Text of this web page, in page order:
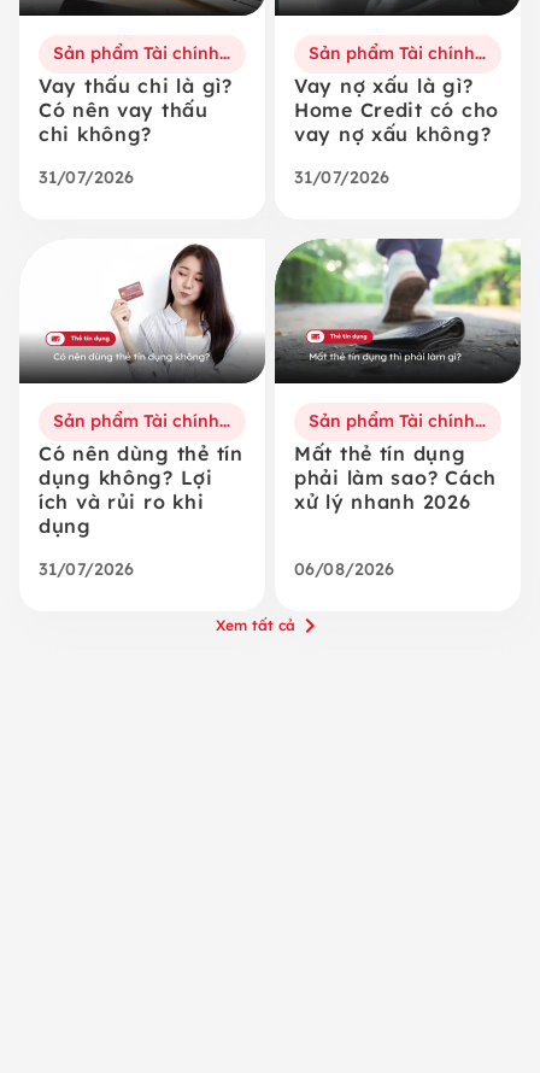
Sản phẩm Tài chính số
Vay thấu chi là gì?
Có nên vay thấu
chi không?
31/07/2026
Sản phẩm Tài chính số
Vay nợ xấu là gì?
Home Credit có cho
vay nợ xấu không?
31/07/2026
Sản phẩm Tài chính số
Có nên dùng thẻ tín
dụng không? Lợi
ích và rủi ro khi
dụng
31/07/2026
Sản phẩm Tài chính số
Mất thẻ tín dụng
phải làm sao? Cách
xử lý nhanh 2026
06/08/2026
Xem tất cả